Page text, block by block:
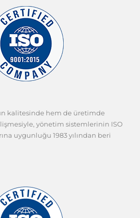
kalitesinde hem de üretimde
yönetim sistemlerinin ISO
uygunluğu 1983 yılından beri